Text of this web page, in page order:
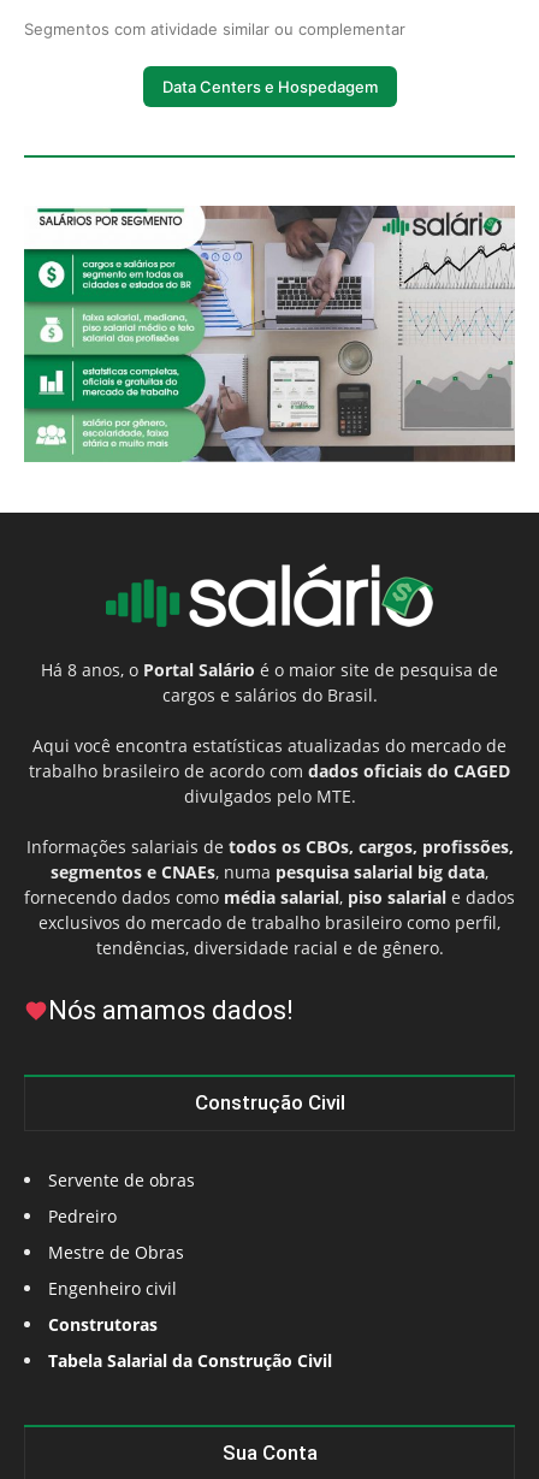
Segmentos com atividade similar ou complementar
Data Centers e Hospedagem
Há 8 anos, o Portal Salário é o maior site de pesquisa de
cargos e salários do Brasil.
Aqui você encontra estatísticas atualizadas do mercado de
trabalho brasileiro de acordo com dados oficiais do CAGED
divulgados pelo MTE.
Informações salariais de todos os CBOs, cargos, profissões,
segmentos e CNAEs, numa pesquisa salarial big data,
fornecendo dados como média salarial, piso salarial e dados
exclusivos do mercado de trabalho brasileiro como perfil,
tendências, diversidade racial e de gênero.
Nós amamos dados!
Construção Civil
Servente de obras
Pedreiro
Mestre de Obras
Engenheiro civil
Construtoras
Tabela Salarial da Construção Civil
Sua Conta